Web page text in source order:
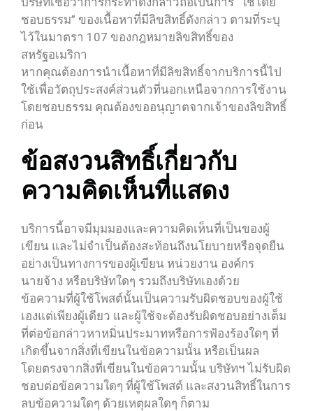
ชอบธรรม” ของเนื้อหาที่มีลิขสิทธิ์ดังกล่าว ตามที่ระบุ
ไว้ในมาตรา 107 ของกฎหมายลิขสิทธิ์ของ
สหรัฐอเมริกา
หากคุณต้องการนำเนื้อหาที่มีลิขสิทธิ์จากบริการนี้ไป
ใช้เพื่อวัตถุประสงค์ส่วนตัวที่นอกเหนือจากการใช้งาน
โดยชอบธรรม คุณต้องขออนุญาตจากเจ้าของลิขสิทธิ์
ก่อน
ข้อสงวนสิทธิ์เกี่ยวกับ
ความคิดเห็นที่แสดง
บริการนี้อาจมีมุมมองและความคิดเห็นที่เป็นของผู้
เขียน และไม่จำเป็นต้องสะท้อนถึงนโยบายหรือจุดยืน
อย่างเป็นทางการของผู้เขียน หน่วยงาน องค์กร
นายจ้าง หรือบริษัทใดๆ รวมถึงบริษัทเองด้วย
ข้อความที่ผู้ใช้โพสต์นั้นเป็นความรับผิดชอบของผู้ใช้
เองแต่เพียงผู้เดียว และผู้ใช้จะต้องรับผิดชอบอย่างเต็ม
ที่ต่อข้อกล่าวหาหมิ่นประมาทหรือการฟ้องร้องใดๆ ที่
เกิดขึ้นจากสิ่งที่เขียนในข้อความนั้น หรือเป็นผล
โดยตรงจากสิ่งที่เขียนในข้อความนั้น บริษัทฯ ไม่รับผิด
ชอบต่อข้อความใดๆ ที่ผู้ใช้โพสต์ และสงวนสิทธิ์ในการ
ลบข้อความใดๆ ด้วยเหตุผลใดๆ ก็ตาม